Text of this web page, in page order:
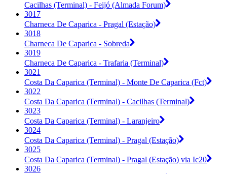
Cacilhas (Terminal) - Feijó (Almada Forum)
3017
Charneca De Caparica - Pragal (Estação)
3018
Charneca De Caparica - Sobreda
3019
Charneca De Caparica - Trafaria (Terminal)
3021
Costa Da Caparica (Terminal) - Monte De Caparica (Fct)
3022
Costa Da Caparica (Terminal) - Cacilhas (Terminal)
3023
Costa Da Caparica (Terminal) - Laranjeiro
3024
Costa Da Caparica (Terminal) - Pragal (Estação)
3025
Costa Da Caparica (Terminal) - Pragal (Estação) via Ic20
3026